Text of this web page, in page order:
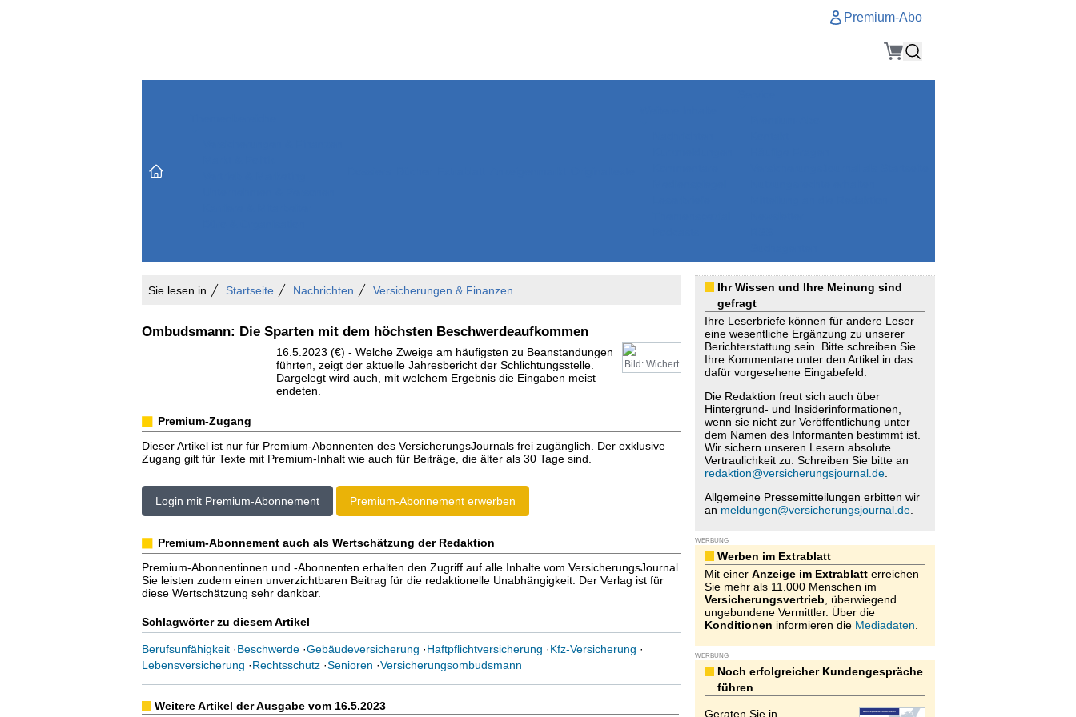
Premium-Abo
Sie lesen in Startseite Nachrichten Versicherungen & Finanzen
Ombudsmann: Die Sparten mit dem höchsten Beschwerdeaufkommen
Bild: Wichert
16.5.2023 (€) - Welche Zweige am häufigsten zu Beanstandungen
führten, zeigt der aktuelle Jahresbericht der Schlichtungsstelle.
Dargelegt wird auch, mit welchem Ergebnis die Eingaben meist
endeten.
Premium-Zugang
Dieser Artikel ist nur für Premium-Abonnenten des VersicherungsJournals frei zugänglich. Der exklusive
Zugang gilt für Texte mit Premium-Inhalt wie auch für Beiträge, die älter als 30 Tage sind.
Login mit Premium-Abonnement Premium-Abonnement erwerben
Premium-Abonnement auch als Wertschätzung der Redaktion
Premium-Abonnentinnen und -Abonnenten erhalten den Zugriff auf alle Inhalte vom VersicherungsJournal.
Sie leisten zudem einen unverzichtbaren Beitrag für die redaktionelle Unabhängigkeit. Der Verlag ist für
diese Wertschätzung sehr dankbar.
Schlagwörter zu diesem Artikel
Berufsunfähigkeit·Beschwerde·Gebäudeversicherung ·Haftpflichtversicherung ·Kfz-Versicherung ·
Lebensversicherung ·Rechtsschutz·Senioren ·Versicherungsombudsmann
Weitere Artikel der Ausgabe vom 16.5.2023
Ihr Wissen und Ihre Meinung sind
gefragt
Ihre Leserbriefe können für andere Leser
eine wesentliche Ergänzung zu unserer
Berichterstattung sein. Bitte schreiben Sie
Ihre Kommentare unter den Artikel in das
dafür vorgesehene Eingabefeld.
Die Redaktion freut sich auch über
Hintergrund- und Insiderinformationen,
wenn sie nicht zur Veröffentlichung unter
dem Namen des Informanten bestimmt ist.
Wir sichern unseren Lesern absolute
Vertraulichkeit zu. Schreiben Sie bitte an
redaktion@versicherungsjournal.de.
Allgemeine Pressemitteilungen erbitten wir
an meldungen@versicherungsjournal.de.
WERBUNG
Werben im Extrablatt
Mit einer Anzeige im Extrablatterreichen
Sie mehr als 11.000 Menschen im
Versicherungsvertrieb , überwiegend
ungebundene Vermittler. Über die
Konditionen informieren die Mediadaten
WERBUNG
Noch erfolgreicher Kundengespräche
führen
Geraten Sie in